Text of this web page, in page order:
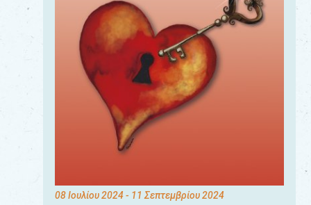
08 Ιουλίου 2024- 11 Σεπτεμβρίου 2024